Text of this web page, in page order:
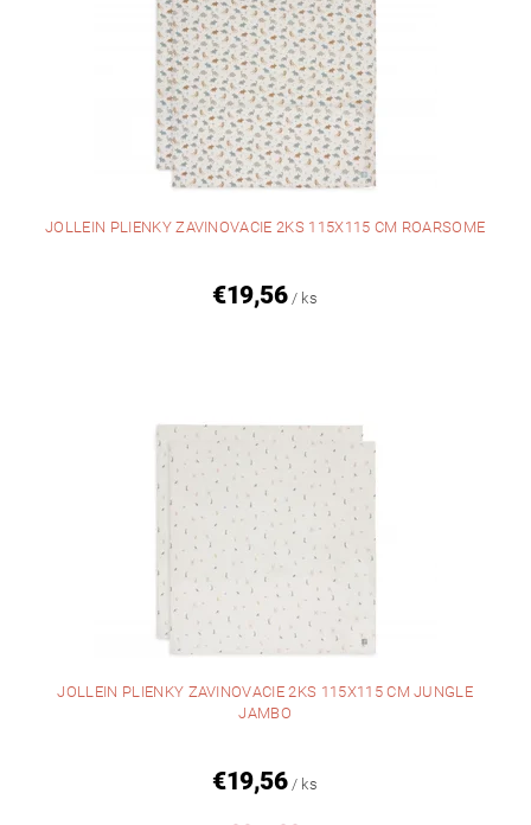
JOLLEIN PLIENKY ZAVINOVACIE 2KS 115X115 CM ROARSOME
€19,56 / ks
JOLLEIN PLIENKY ZAVINOVACIE 2KS 115X115 CM JUNGLE
JAMBO
€19,56 / ks